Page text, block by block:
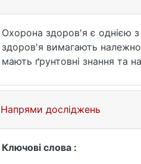
Охорона здоров'я є однією з
здоров'я вимагають
мають ґрунтовні знання та
фармацевтичне право.
Київському національному
юридичної. Саме на
Шевченка студентам
громадського здоров'я"
спеціалізацію
Напрями досліджень
Ключові слова :